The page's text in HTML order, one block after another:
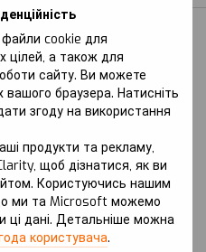
cookie для
цілей, а також для
сайту. Ви можете
браузера. Натисніть
згоду на використання
продукти та рекламу,
щоб дізнатися, як ви
Користуючись нашим
ми та Microsoft можемо
ці дані. Детальніше можна
користувача.